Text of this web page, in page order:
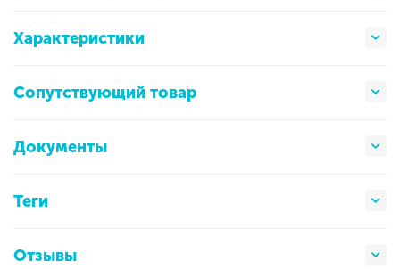
Характеристики
Сопутствующий товар
Документы
Теги
Отзывы